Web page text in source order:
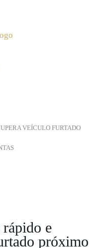
VEÍCULO FURTADO
e
próximo